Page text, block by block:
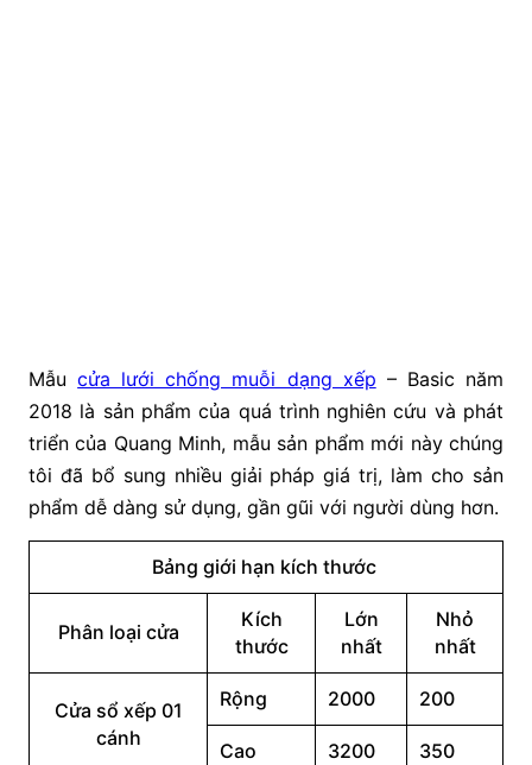
Mẫucửa lưới chống muỗi dạng xếp – Basic năm
2018 là sản phẩm của quá trình nghiên cứu và phát
triển của Quang Minh, mẫu sản phẩm mới này chúng
tôi đã bổ sung nhiều giải pháp giá trị, làm cho sản
phẩm dễ dàng sử dụng, gần gũi với người dùng hơn.
Bảng giới hạn kích thước
Phân loại cửa
Kích
thước
Lớn
nhất
Nhỏ
nhất
Cửa sổ xếp 01
cánh
Rộng 2000 200
Cao 3200 350